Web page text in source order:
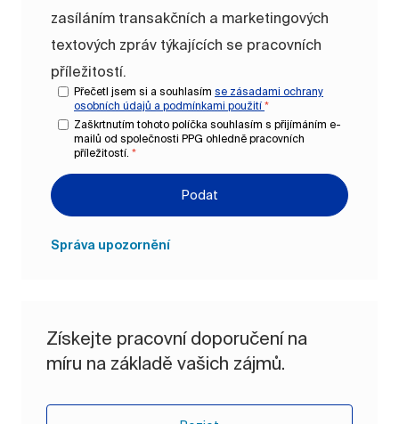
zasíláním transakčních a marketingových
textových zpráv týkajících se pracovních
příležitostí.
Přečetl jsem si a souhlasím se zásadami ochrany
osobních údajů a podmínkami použití *
Zaškrtnutím tohoto políčka souhlasím s přijímáním e-
mailů od společnosti PPG ohledně pracovních
příležitostí. *
Podat
Správa upozornění
Získejte pracovní doporučení na
míru na základě vašich zájmů.